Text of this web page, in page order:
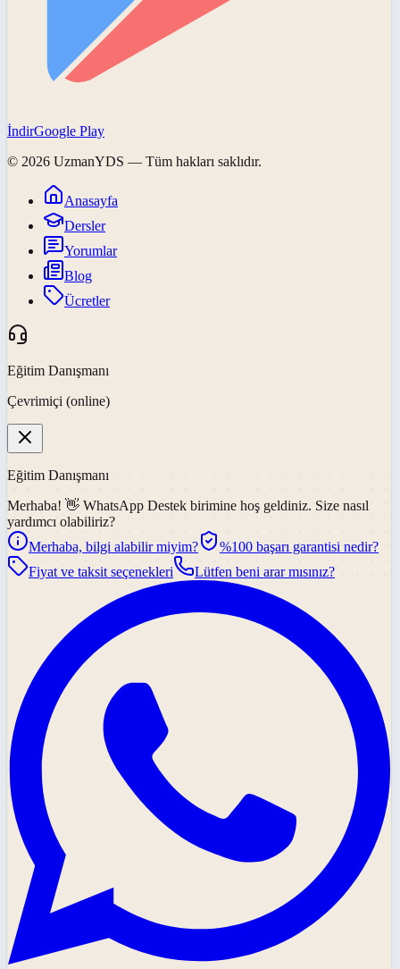
İndirGoogle Play
© 2026 UzmanYDS — Tüm hakları saklıdır.
Anasayfa
Dersler
Yorumlar
Blog
Ücretler
Eğitim Danışmanı
Çevrimiçi (online)
Eğitim Danışmanı
Merhaba! 👋 WhatsApp Destek birimine hoş geldiniz. Size nasıl
yardımcı olabiliriz?
Merhaba, bilgi alabilir miyim?
%100 başarı garantisi nedir?
Fiyat ve taksit seçenekleri
Lütfen beni arar mısınız?